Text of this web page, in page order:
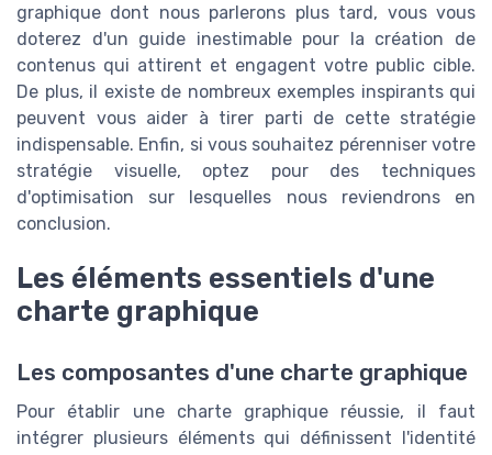
graphique dont nous parlerons plus tard, vous vous
doterez d'un guide inestimable pour la création de
contenus qui attirent et engagent votre public cible.
De plus, il existe de nombreux exemples inspirants qui
peuvent vous aider à tirer parti de cette stratégie
indispensable. Enfin, si vous souhaitez pérenniser votre
stratégie visuelle, optez pour des techniques
d'optimisation sur lesquelles nous reviendrons en
conclusion.
Les éléments essentiels d'une
charte graphique
Les composantes d'une charte graphique
Pour établir une charte graphique réussie, il faut
intégrer plusieurs éléments qui définissent l'identité